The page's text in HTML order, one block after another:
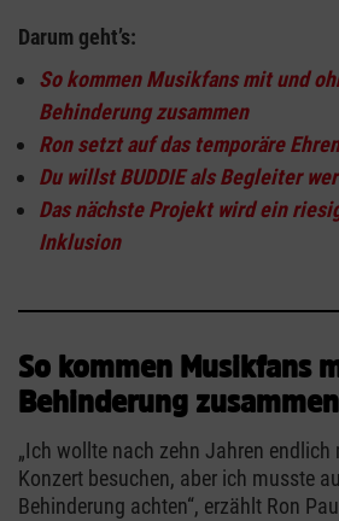
Darum geht’s:
So kommen Musikfans mit und
Behinderung zusammen
Ron setzt auf das temporäre
Du willst BUDDIE als Begleiter
Das nächste Projekt wird ein
Inklusion
So kommen Musikfans
Behinderung zusammen
„Ich wollte nach zehn Jahren
Konzert besuchen, aber ich musste
Behinderung achten“, erzählt Ron